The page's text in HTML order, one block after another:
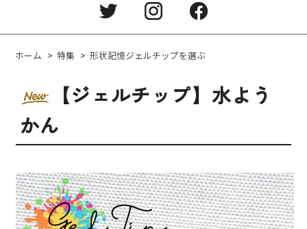
ホーム > 特集 > 形状記憶ジェルチップを選ぶ
【ジェルチップ】水よう
かん